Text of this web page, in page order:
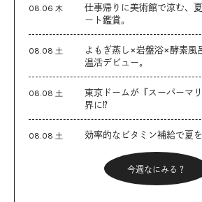
08.06 木
仕事帰りに美術館で涼む、
ート鑑賞。
08.08 土
よもぎ蒸し×岩盤浴×酵素風
温活デビュー。
08.08 土
東京ドームが『スーパーマ
界に⁉︎
08.08 土 効率的なビタミン補給で夏
今週なにみる？